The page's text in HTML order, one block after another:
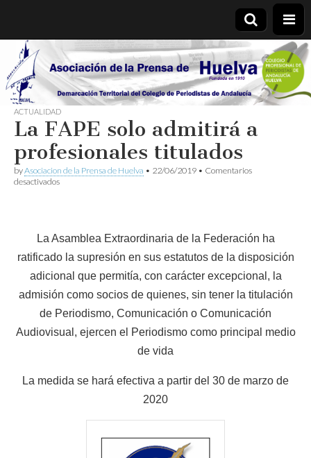
Asociación
de la
Prensa de
Huelva
ACTUALIDAD
La FAPE solo admitirá a
profesionales titulados
byAsociacion de la Prensa de Huelva • 22/06/2019 • Comentarios
desactivadosen
a
titulados
La Asamblea Extraordinaria de la Federación ha
ratificado la supresión en sus estatutos de la disposición
adicional que permitía, con carácter excepcional, la
admisión como socios de quienes, sin tener la titulación
de Periodismo, Comunicación o Comunicación
Audiovisual, ejercen el Periodismo como principal medio
de vida
La medida se hará efectiva a partir del 30 de marzo de
2020